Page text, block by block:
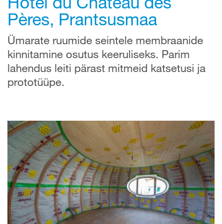
Pères, Prantsusmaa
Ümarate ruumide seintele membraanide
kinnitamine osutus keeruliseks. Parim
lahendus leiti pärast mitmeid katsetusi ja
prototüüpe.